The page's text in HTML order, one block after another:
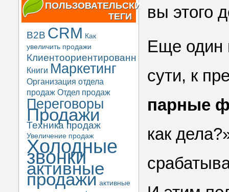
ПОЛЬЗОВАТЕЛЬСКИЕ
ТЕГИ
B2B CRM Как
увеличить продажи
Клиентоориентированность
Книги Маркетинг
Организация отдела
продаж Отдел продаж
Переговоры
Продажи
Техника продаж
Увеличение продаж
Холодные
звонки
активные
продажи активные
вы этого
Еще один
сути, к
парные
как